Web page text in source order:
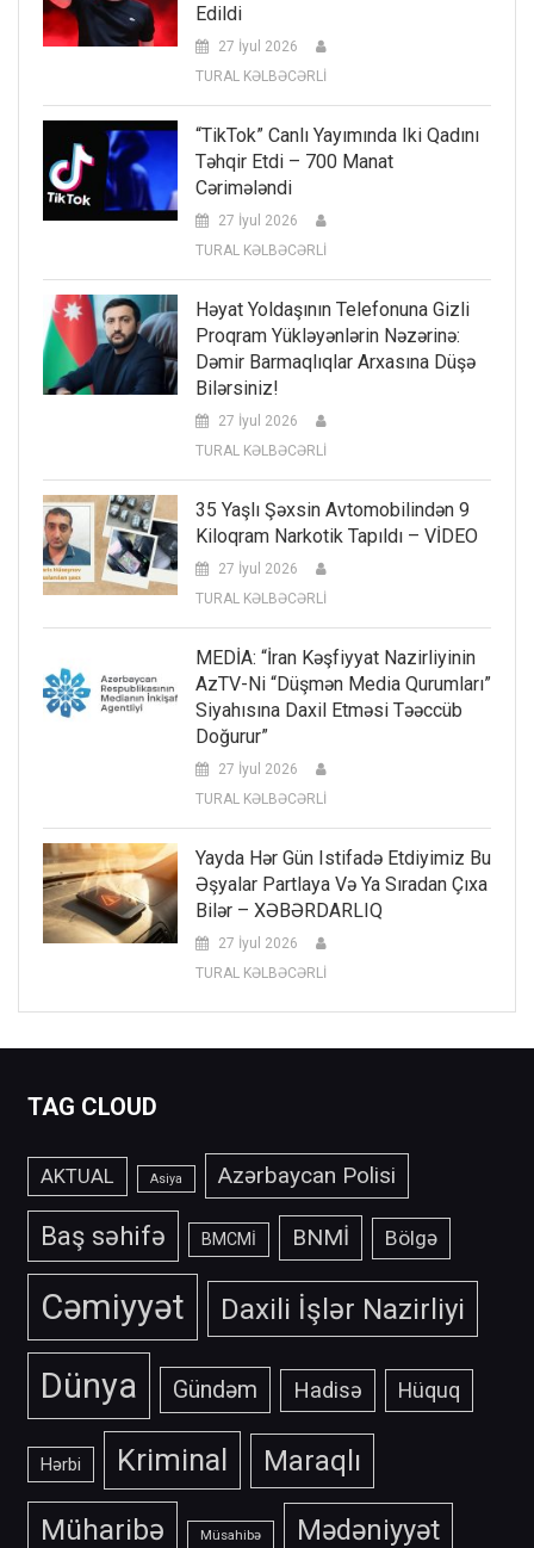
Edildi
27 İyul 2026
TURAL KƏLBƏCƏRLİ
“TikTok” Canlı Yayımında Iki Qadını
Təhqir Etdi – 700 Manat
Cərimələndi
27 İyul 2026
TURAL KƏLBƏCƏRLİ
Həyat Yoldaşının Telefonuna Gizli
Proqram Yükləyənlərin Nəzərinə:
Dəmir Barmaqlıqlar Arxasına Düşə
Bilərsiniz!
27 İyul 2026
TURAL KƏLBƏCƏRLİ
35 Yaşlı Şəxsin Avtomobilindən 9
Kiloqram Narkotik Tapıldı – VİDEO
27 İyul 2026
TURAL KƏLBƏCƏRLİ
MEDİA: “İran Kəşfiyyat Nazirliyinin
AzTV-Ni “düşmən Media Qurumları”
Siyahısına Daxil Etməsi Təəccüb
Doğurur”
27 İyul 2026
TURAL KƏLBƏCƏRLİ
Yayda Hər Gün Istifadə Etdiyimiz Bu
Əşyalar Partlaya Və Ya Sıradan Çıxa
Bilər – XƏBƏRDARLIQ
27 İyul 2026
TURAL KƏLBƏCƏRLİ
TAG CLOUD
AKTUAL Asiya Azərbaycan Polisi
Baş səhifə BMCMİ BNMİ Bölgə
Cəmiyyət Daxili İşlər Nazirliyi
Dünya Gündəm Hadisə Hüquq
Hərbi Kriminal Maraqlı
Müharibə Müsahibə Mədəniyyət